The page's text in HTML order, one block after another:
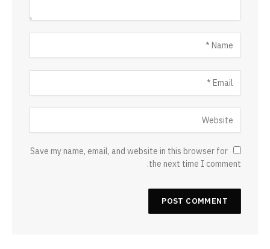
Save my name, email, and website in this browser for
the next time I comment.